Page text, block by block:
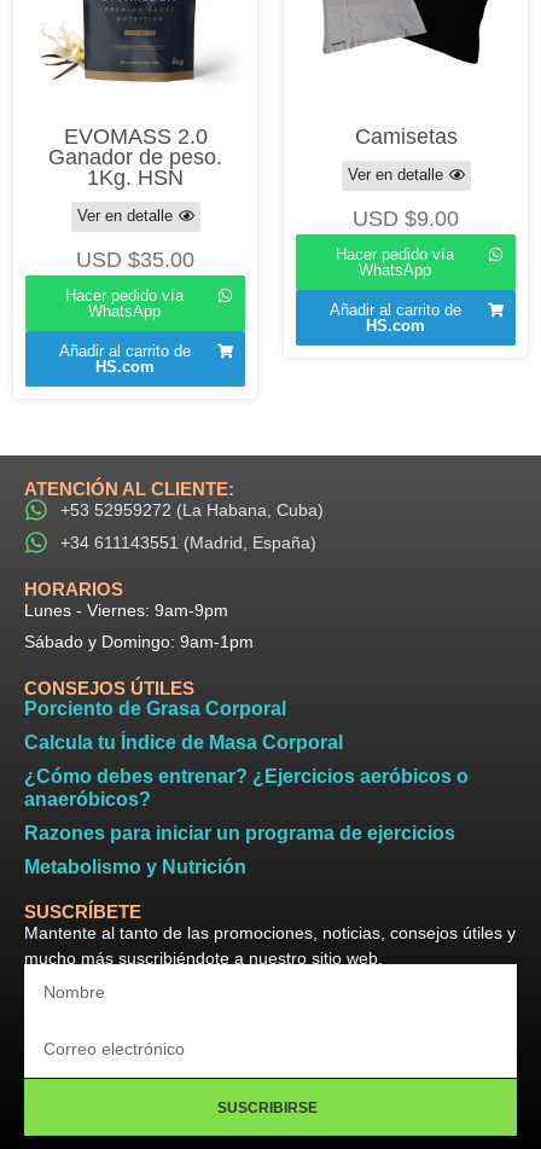
EVOMASS 2.0
Ganador de peso.
1Kg. HSN
Ver en detalle
USD $35.00
Hacer pedido vía
WhatsApp
Añadir al carrito de
HS.com
Camisetas
Ver en detalle
USD $9.00
Hacer pedido vía
WhatsApp
Añadir al carrito de
HS.com
ATENCIÓN AL CLIENTE:
+53 52959272 (La Habana, Cuba)
+34 611143551 (Madrid, España)
HORARIOS​
Lunes - Viernes: 9am-9pm​
Sábado y Domingo: 9am-1pm
CONSEJOS ÚTILES
Porciento de Grasa Corporal
Calcula tu Índice de Masa Corporal
¿Cómo debes entrenar? ¿Ejercicios aeróbicos o
anaeróbicos?
Razones para iniciar un programa de ejercicios
Metabolismo y Nutrición
SUSCRÍBETE
Mantente al tanto de las promociones, noticias, consejos útiles y
mucho más suscribiéndote a nuestro sitio web.
SUSCRIBIRSE